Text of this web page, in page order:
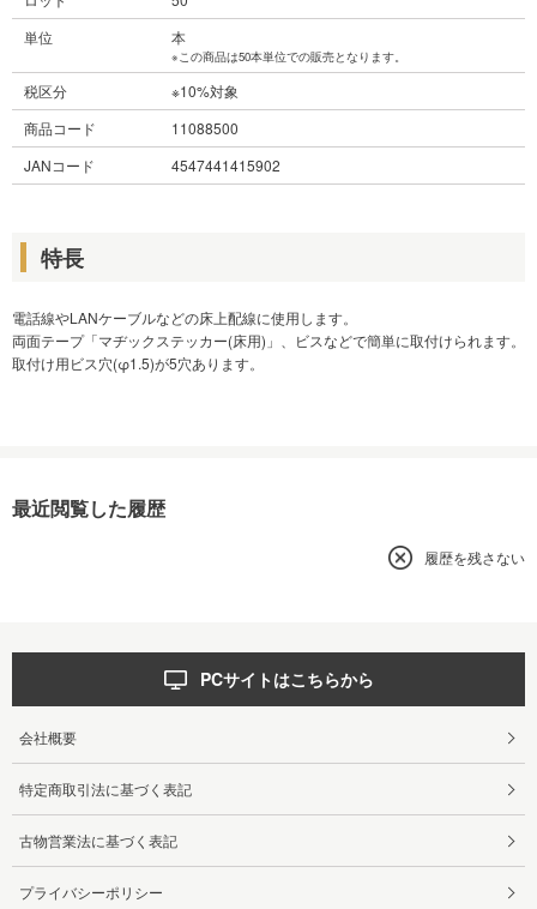
単位
本
※この商品は50本単位での販売となります。
税区分
※10%対象
商品コード
11088500
JANコード
4547441415902
特長
電話線やLANケーブルなどの床上配線に使用します。
両面テープ「マヂックステッカー(床用)」、ビスなどで簡単に取付けられます。
取付け用ビス穴(φ1.5)が5穴あります。
最近閲覧した履歴
履歴を残さない
PCサイトはこちらから
会社概要
特定商取引法に基づく表記
古物営業法に基づく表記
プライバシーポリシー